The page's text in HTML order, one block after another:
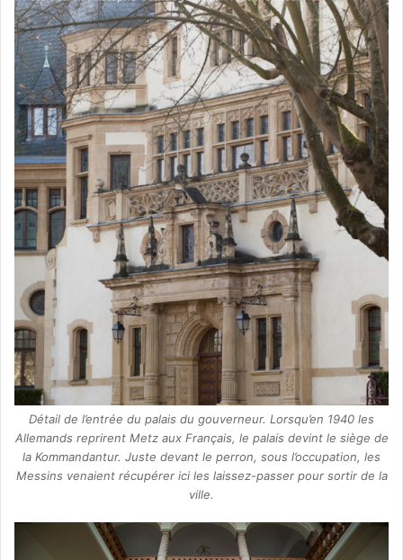
Détail de l’entrée du palais du gouverneur. Lorsqu’en 1940 les
Allemands reprirent Metz aux Français, le palais devint le siège de
la Kommandantur. Juste devant le perron, sous l’occupation, les
Messins venaient récupérer ici les laissez-passer pour sortir de la
ville.